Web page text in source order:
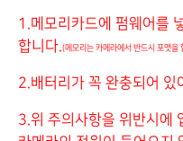
1.메모리카드에 펌웨어를
합니다.(메모리는 카메라에서 반드시 포맷을
2.배터리가 꼭 완충되어 있
3.위 주의사항을 위반시에